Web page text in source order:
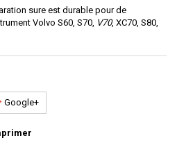
sure est durable pour de
Volvo S60, S70, V70, XC70, S80,
Google+